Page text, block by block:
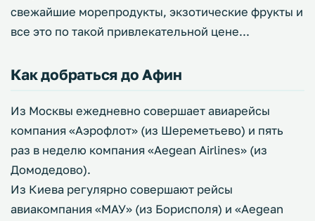
свежайшие морепродукты, экзотические фрукты и
все это по такой привлекательной цене...
Как добраться до Афин
Из Москвы ежедневно совершает авиарейсы
компания «Аэрофлот» (из Шереметьево) и пять
раз в неделю компания «Aegean Airlines» (из
Домодедово).
Из Киева регулярно совершают рейсы
авиакомпания «МАУ» (из Борисполя) и «Aegean